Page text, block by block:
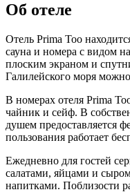
Об отеле
Отель Prima Too
сауна и номера с видом
плоским экраном и
Галилейского моря
В номерах отеля Prima
чайник и сейф. В
душем предоставляется
пользования работает
Ежедневно для гостей
салатами, яйцами и
напитками. Поблизости